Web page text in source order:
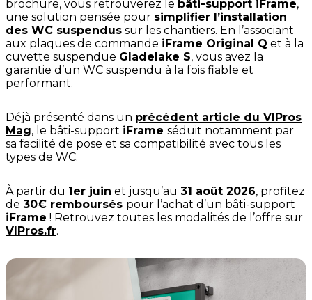
brochure, vous retrouverez le bâti-support iFrame,
une solution pensée pour simplifier l’installation
des WC suspendus sur les chantiers. En l’associant
aux plaques de commande iFrame Original Q et à la
cuvette suspendue Gladelake S, vous avez la
garantie d’un WC suspendu à la fois fiable et
performant.
Déjà présenté dans un précédent article du VIPros
Mag, le bâti-support iFrame séduit notamment par
sa facilité de pose et sa compatibilité avec tous les
types de WC.
À partir du 1er juin et jusqu’au 31 août 2026, profitez
de 30€ remboursés pour l’achat d’un bâti-support
iFrame ! Retrouvez toutes les modalités de l’offre sur
VIPros.fr.